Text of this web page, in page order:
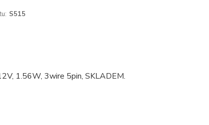
S515
1.56W, 3wire 5pin, SKLADEM.